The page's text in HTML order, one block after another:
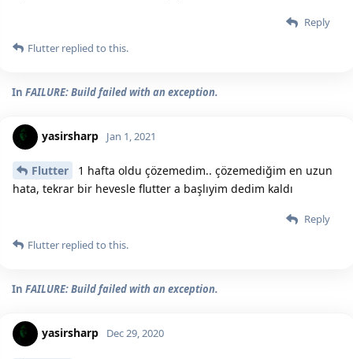
Reply
Flutter replied to this.
In FAILURE: Build failed with an exception.
yasirsharp Jan 1, 2021
Flutter
1 hafta oldu çözemedim.. çözemediğim en uzun
hata, tekrar bir hevesle flutter a başlıyim dedim kaldı
Reply
Flutter replied to this.
In FAILURE: Build failed with an exception.
yasirsharp Dec 29, 2020